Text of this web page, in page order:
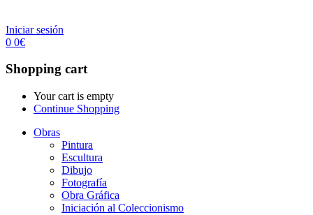
Iniciar sesión
0 0€
Shopping cart
Your cart is empty
Continue Shopping
Obras
Pintura
Escultura
Dibujo
Fotografía
Obra Gráfica
Iniciación al Coleccionismo